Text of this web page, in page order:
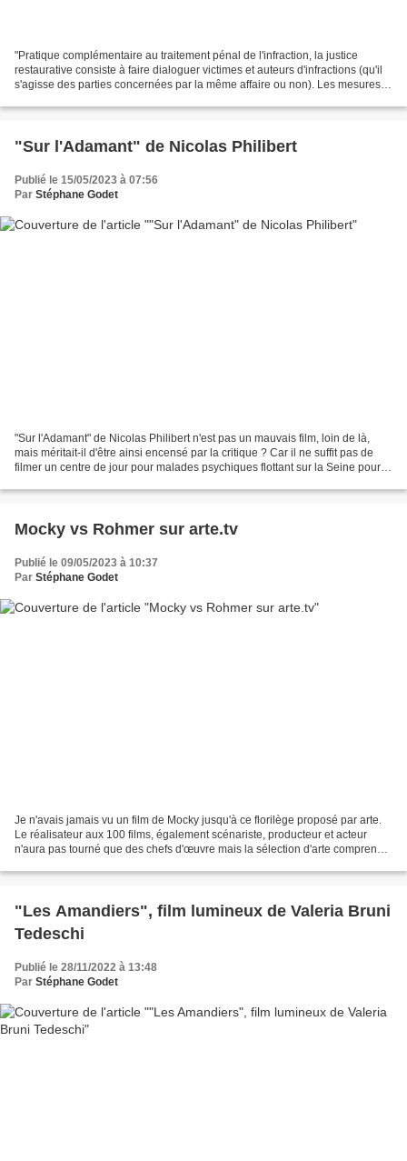
"Pratique complémentaire au traitement pénal de l'infraction, la justice
restaurative consiste à faire dialoguer victimes et auteurs d'infractions (qu'il
s'agisse des parties concernées par la même affaire ou non). Les mesures
"Sur l'Adamant" de Nicolas Philibert
Publié le 15/05/2023 à 07:56
Par Stéphane Godet
"Sur l'Adamant" de Nicolas Philibert n'est pas un mauvais film, loin de là,
mais méritait-il d'être ainsi encensé par la critique ? Car il ne suffit pas de
filmer un centre de jour pour malades psychiques flottant sur la Seine pour
Mocky vs Rohmer sur arte.tv
Publié le 09/05/2023 à 10:37
Par Stéphane Godet
Je n'avais jamais vu un film de Mocky jusqu'à ce florilège proposé par arte.
Le réalisateur aux 100 films, également scénariste, producteur et acteur
n'aura pas tourné que des chefs d'œuvre mais la sélection d'arte comprend
"Les Amandiers", film lumineux de Valeria Bruni
Tedeschi
Publié le 28/11/2022 à 13:48
Par Stéphane Godet